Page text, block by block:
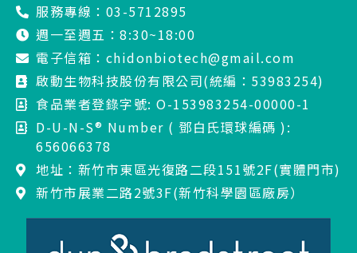
服務專線：03-5712895
週一至週五：8:30~18:00
電子信箱：chidonbiotech@gmail.com
啟動生物科技股份有限公司(統編：53983254)
食品業者登錄字號: O-153983254-00000-1
D-U-N-S® Number ( 鄧白氏環球編碼 ):
656066378
地址：新竹市東區光復路二段151號2F(實體門市)
新竹市展業二路2號3F(新竹科學園區廠房）